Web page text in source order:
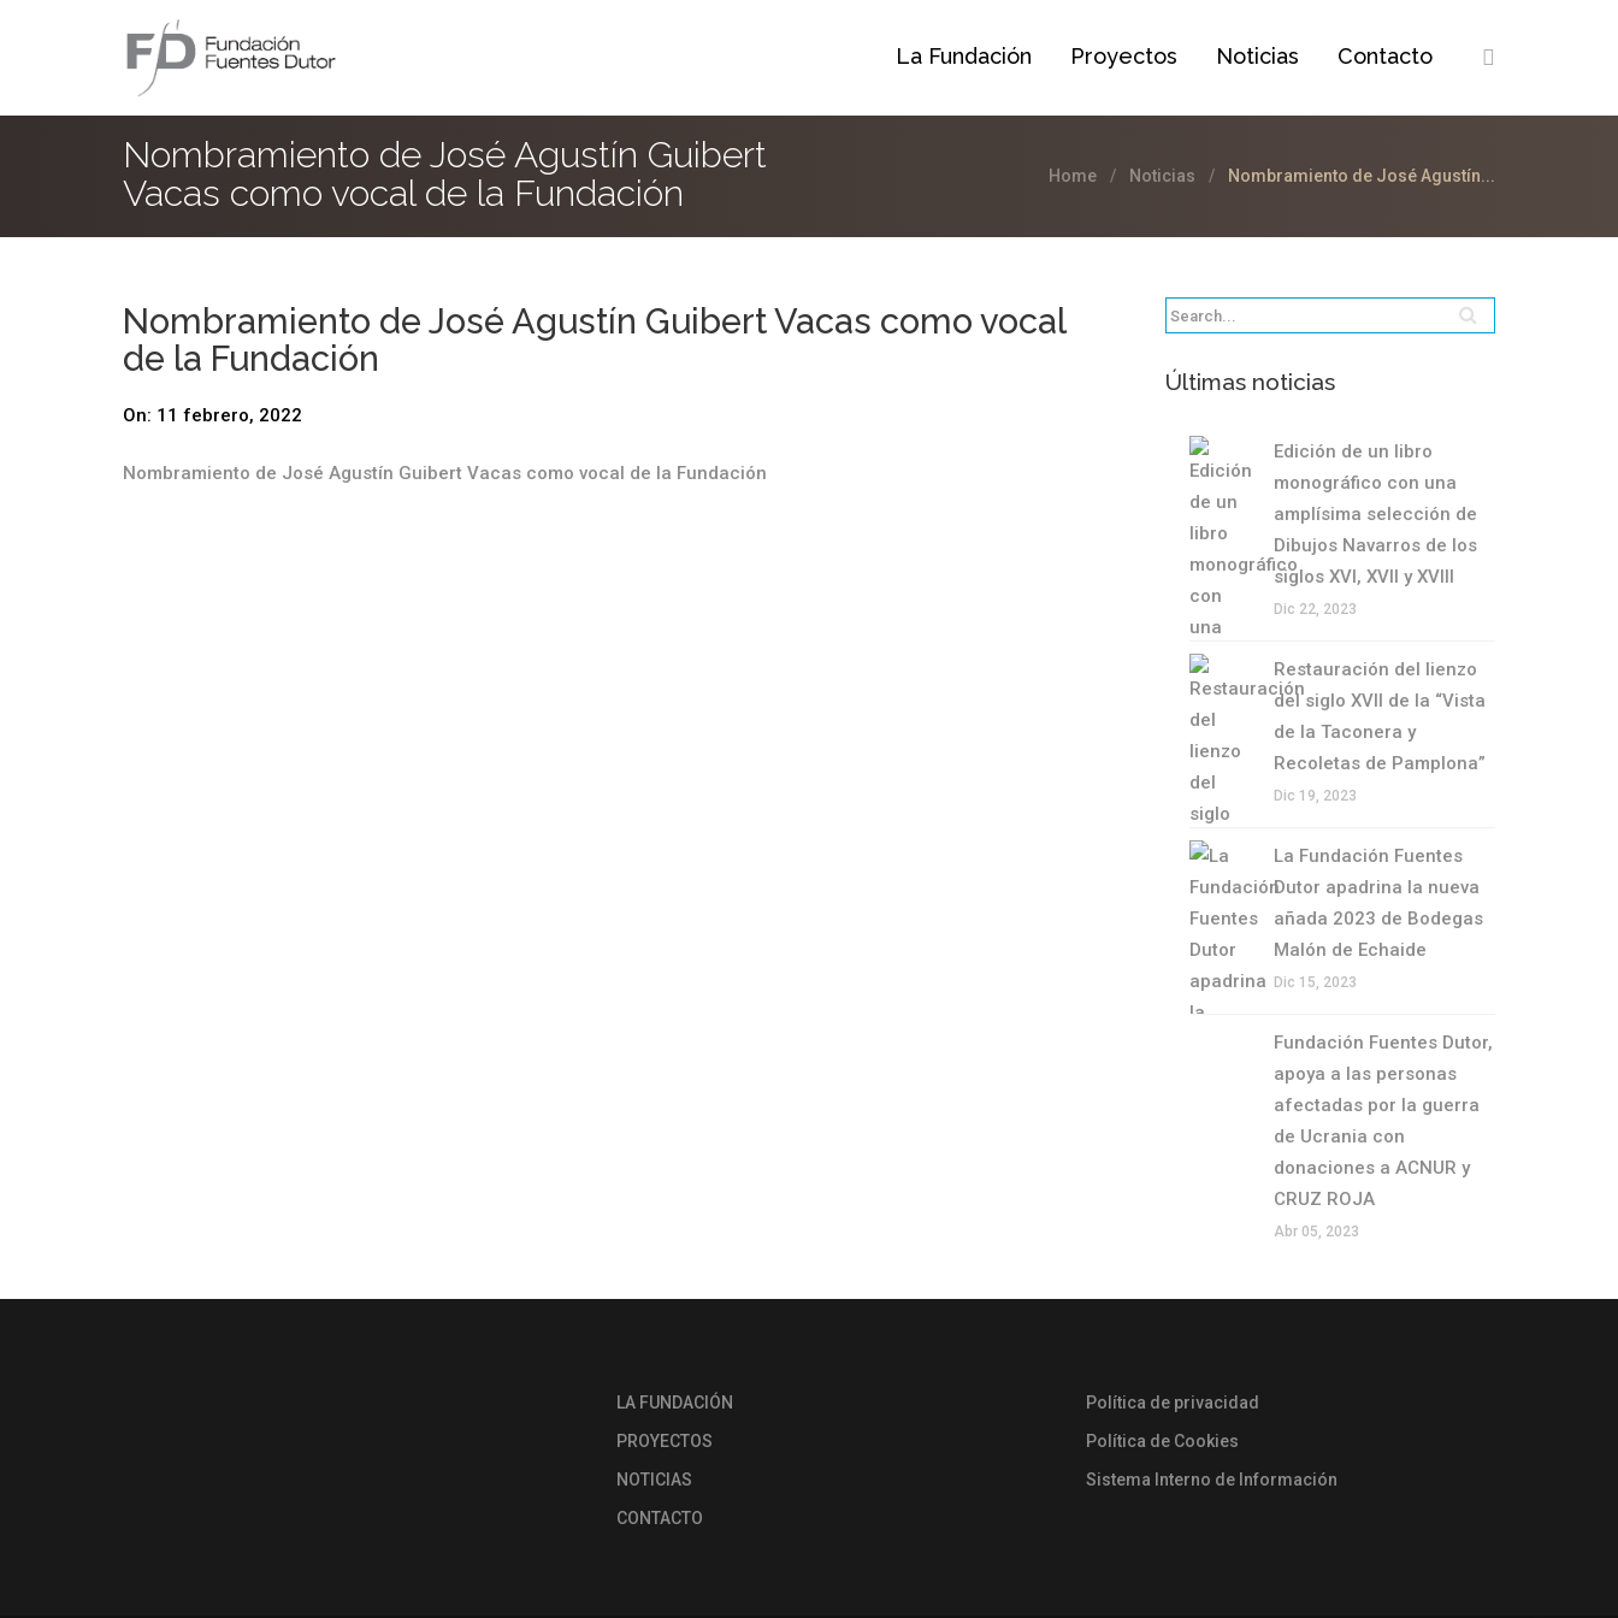
La Fundación Proyectos Noticias Contacto
Nombramiento de José Agustín Guibert
Vacas como vocal de la Fundación
Home Noticias Nombramiento de José Agustín...
Nombramiento de José Agustín Guibert Vacas como vocal
de la Fundación
On: 11 febrero, 2022
Nombramiento de José Agustín Guibert Vacas como vocal de la Fundación
Últimas noticias
Edición de un libro
monográfico con una
amplísima selección de
Dibujos Navarros de los
siglos XVI, XVII y XVIII
Dic 22, 2023
Restauración del lienzo
del siglo XVII de la “Vista
de la Taconera y
Recoletas de Pamplona”
Dic 19, 2023
La Fundación Fuentes
Dutor apadrina la nueva
añada 2023 de Bodegas
Malón de Echaide
Dic 15, 2023
Fundación Fuentes Dutor,
apoya a las personas
afectadas por la guerra
de Ucrania con
donaciones a ACNUR y
CRUZ ROJA
Abr 05, 2023
LA FUNDACIÓN
PROYECTOS
NOTICIAS
CONTACTO
Política de privacidad
Política de Cookies
Sistema Interno de Información